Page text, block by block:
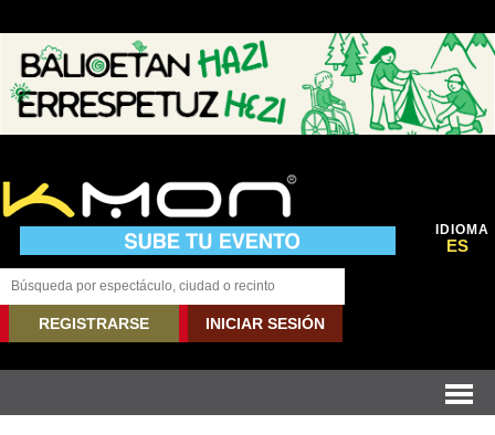
IDIOMA
ES
REGISTRARSE INICIAR SESIÓN